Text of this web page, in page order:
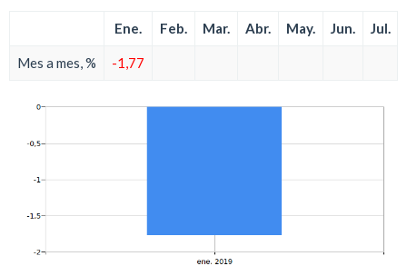
Ene. Feb. Mar. Abr. May. Jun. Jul.
Mes a mes, % -1,77